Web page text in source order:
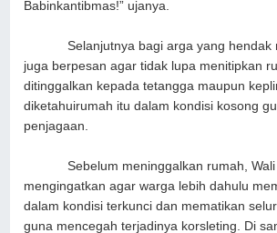
Babinkantibmas!” ujanya.
Selanjutnya bagi arga yang hendak
juga berpesan agar tidak lupa menitipkan
ditinggalkan kepada tetangga maupun
diketahuirumah itu dalam kondisi kosong
penjagaan.
Sebelum meninggalkan rumah, Wali
mengingatkan agar warga lebih dahulu
dalam kondisi terkunci dan mematikan
guna mencegah terjadinya korsleting. Di